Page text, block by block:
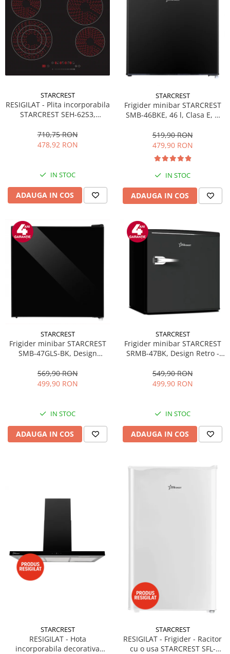
STARCREST
RESIGILAT - Plita incorporabila
STARCREST SEH-62S3,
9 trepte de putere, 6500 W,
Touch control, Timer, Sticla
710,75 RON
478,92 RON
IN STOC
ADAUGA IN COS
STARCREST
Frigider minibar STARCREST
SMB-46BKE, 46 l, Clasa E, H
519,90 RON
479,90 RON
IN STOC
ADAUGA IN COS
STARCREST
Frigider minibar STARCREST
SMB-47GLS-BK, Design
cm, Sticla Neagra
569,90 RON
499,90 RON
IN STOC
ADAUGA IN COS
STARCREST
Frigider minibar STARCREST
SRMB-47BK, Design Retro -
Negru
549,90 RON
499,90 RON
IN STOC
ADAUGA IN COS
STARCREST
RESIGILAT - Hota
incorporabila decorativa
STARCREST
RESIGILAT - Frigider - Racitor
cu o usa STARCREST SFL-